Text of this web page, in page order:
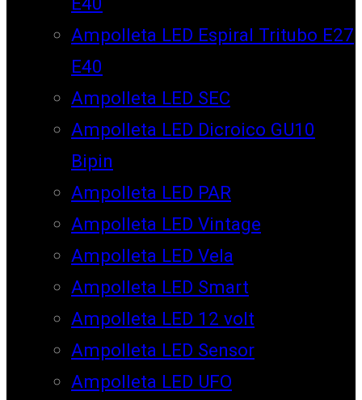
Ampolleta LED Espiral Tritubo E27
E40
Ampolleta LED SEC
Ampolleta LED Dicroico GU10
Bipin
Ampolleta LED PAR
Ampolleta LED Vintage
Ampolleta LED Vela
Ampolleta LED Smart
Ampolleta LED 12 volt
Ampolleta LED Sensor
Ampolleta LED UFO